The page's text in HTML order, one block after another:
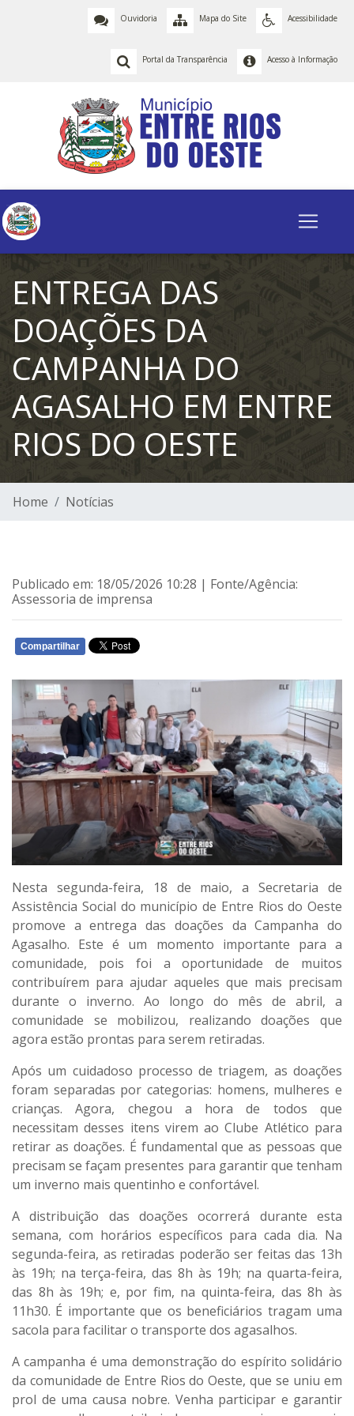
Acessibilidade
Mapa do Site
Ouvidoria
Acesso à Informação
Portal da Transparência
ENTREGA DAS
DOAÇÕES DA
CAMPANHA DO
AGASALHO EM ENTRE
RIOS DO OESTE
Home Notícias
Publicado em: 18/05/2026 10:28 | Fonte/Agência:
Assessoria de imprensa
Compartilhar
Nesta segunda-feira, 18 de maio, a Secretaria de
Assistência Social do município de Entre Rios do Oeste
promove a entrega das doações da Campanha do
Agasalho. Este é um momento importante para a
comunidade, pois foi a oportunidade de muitos
contribuírem para ajudar aqueles que mais precisam
durante o inverno. Ao longo do mês de abril, a
comunidade se mobilizou, realizando doações que
agora estão prontas para serem retiradas.
Após um cuidadoso processo de triagem, as doações
foram separadas por categorias: homens, mulheres e
crianças. Agora, chegou a hora de todos que
necessitam desses itens virem ao Clube Atlético para
retirar as doações. É fundamental que as pessoas que
precisam se façam presentes para garantir que tenham
um inverno mais quentinho e confortável.
A distribuição das doações ocorrerá durante esta
semana, com horários específicos para cada dia. Na
segunda-feira, as retiradas poderão ser feitas das 13h
às 19h; na terça-feira, das 8h às 19h; na quarta-feira,
das 8h às 19h; e, por fim, na quinta-feira, das 8h às
11h30. É importante que os beneficiários tragam uma
sacola para facilitar o transporte dos agasalhos.
A campanha é uma demonstração do espírito solidário
da comunidade de Entre Rios do Oeste, que se uniu em
prol de uma causa nobre. Venha participar e garantir